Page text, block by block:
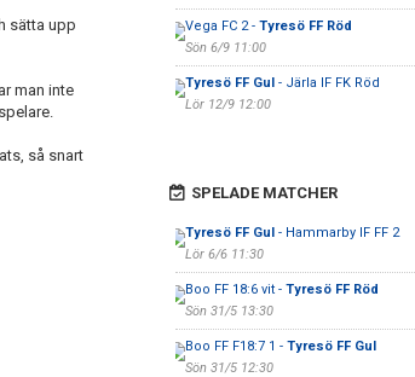
sätta upp
man inte
så snart
Vega FC 2 - Tyresö FF Röd
Sön 6/9 11:00
Tyresö FF Gul- Järla IF FK Röd
Lör 12/9 12:00
SPELADE MATCHER
Tyresö FF Gul- Hammarby IF FF 2
Lör 6/6 11:30
Boo FF 18:6 vit - Tyresö FF Röd
Sön 31/5 13:30
Boo FF F18:7 1 - Tyresö FF Gul
Sön 31/5 12:30